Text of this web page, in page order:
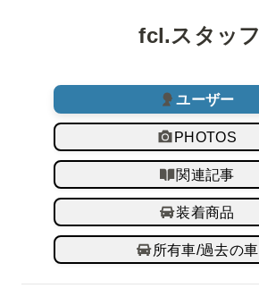
fcl.スタッフ
ユーザー
PHOTOS
関連記事
装着商品
所有車/過去の車